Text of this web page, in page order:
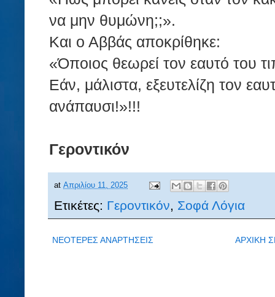
να μην θυμώνη;;».
Και ο Αββάς αποκρίθηκε:
«Όποιος θεωρεί τον εαυτό του
Εάν, μάλιστα, εξευτελίζη τον
ανάπαυσι!»!!!
Γεροντικόν
at Απριλίου 11, 2025
Ετικέτες: Γεροντικόν Σοφά Λόγια
ΝΕΟΤΕΡΕΣ ΑΝΑΡΤΗΣΕΙΣ ΑΡΧΙΚΗ